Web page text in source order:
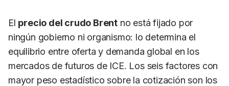
El precio del crudo Brent no está fijado por
ningún gobierno ni organismo: lo determina el
equilibrio entre oferta y demanda global en los
mercados de futuros de ICE. Los seis factores con
mayor peso estadístico sobre la cotización son los